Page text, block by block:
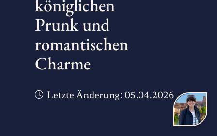
königlichen
Prunk und
romantischen
Charme
Letzte Änderung: 05.04.2026